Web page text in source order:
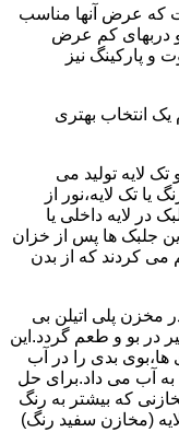
که عرض آنها مناسب
و دربهای کم عرض
و پارکینگ نیز
یک انتخاب بهتری
لایه تولید می
تک لایه،نور از
در لایه داخلی یا
جلبک ها پس از خزان
کردند که از بدن
مخزن پلی اتیلن بی
در بو و طعم گردد.این
بدی را در آب
آب می داد.برای حل
که بیشتر به رنگ
(مخازن سفید رنگ)